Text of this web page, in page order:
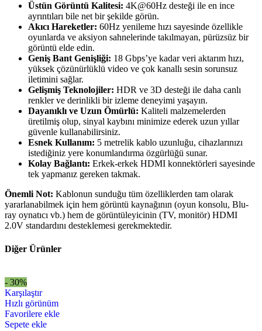
Üstün Görüntü Kalitesi: 4K@60Hz desteği ile en ince
ayrıntıları bile net bir şekilde görün.
Akıcı Hareketler: 60Hz yenileme hızı sayesinde özellikle
oyunlarda ve aksiyon sahnelerinde takılmayan, pürüzsüz bir
görüntü elde edin.
Geniş Bant Genişliği: 18 Gbps’ye kadar veri aktarım hızı,
yüksek çözünürlüklü video ve çok kanallı sesin sorunsuz
iletimini sağlar.
Gelişmiş Teknolojiler: HDR ve 3D desteği ile daha canlı
renkler ve derinlikli bir izleme deneyimi yaşayın.
Dayanıklı ve Uzun Ömürlü: Kaliteli malzemelerden
üretilmiş olup, sinyal kaybını minimize ederek uzun yıllar
güvenle kullanabilirsiniz.
Esnek Kullanım: 5 metrelik kablo uzunluğu, cihazlarınızı
istediğiniz yere konumlandırma özgürlüğü sunar.
Kolay Bağlantı: Erkek-erkek HDMI konnektörleri sayesinde
tek yapmanız gereken takmak.
Önemli Not: Kablonun sunduğu tüm özelliklerden tam olarak
yararlanabilmek için hem görüntü kaynağının (oyun konsolu, Blu-
ray oynatıcı vb.) hem de görüntüleyicinin (TV, monitör) HDMI
2.0V standardını desteklemesi gerekmektedir.
Diğer Ürünler
- 30%
Karşılaştır
Hızlı görünüm
Favorilere ekle
Sepete ekle